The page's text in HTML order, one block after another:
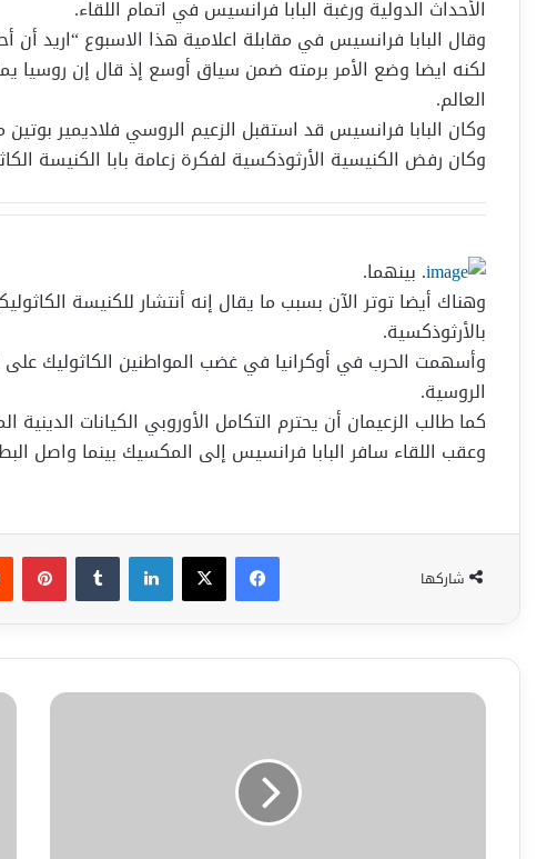
الأحداث الدولية ورغبة البابا فرانسيس في اتمام اللقاء.
وقال البابا فرانسيس في مقابلة اعلامية هذا الاسبوع “اريد
لكنه ايضا وضع الأمر برمته ضمن سياق أوسع إذ قال إن
العالم.
وكان البابا فرانسيس قد استقبل الزعيم الروسي فلاديمير بوتين
وكان رفض الكنيسية الأرثوذكسية لفكرة زعامة بابا الكنيسة
. بينهما.
وهناك أيضا توتر الآن بسبب ما يقال إنه أنتشار للكنيسة
بالأرثوذكسية.
وأسهمت الحرب في أوكرانيا في غضب المواطنين الكاثوليك على
الروسية.
كما طالب الزعيمان أن يحترم التكامل الأوروبي الكيانات الدينية
وعقب اللقاء سافر البابا فرانسيس إلى المكسيك بينما واصل
شاركها
فيسبوك‫X لينكدإن
أمريكي
كيف